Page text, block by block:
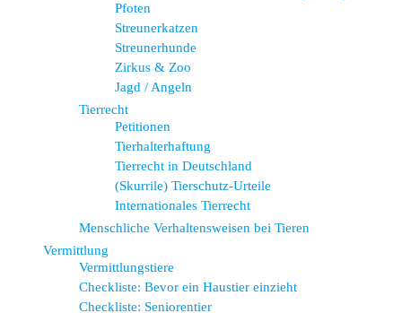
Pfoten
Streunerkatzen
Streunerhunde
Zirkus & Zoo
Jagd / Angeln
Tierrecht
Petitionen
Tierhalterhaftung
Tierrecht in Deutschland
(Skurrile) Tierschutz-Urteile
Internationales Tierrecht
Menschliche Verhaltensweisen bei Tieren
Vermittlung
Vermittlungstiere
Checkliste: Bevor ein Haustier einzieht
Checkliste: Seniorentier